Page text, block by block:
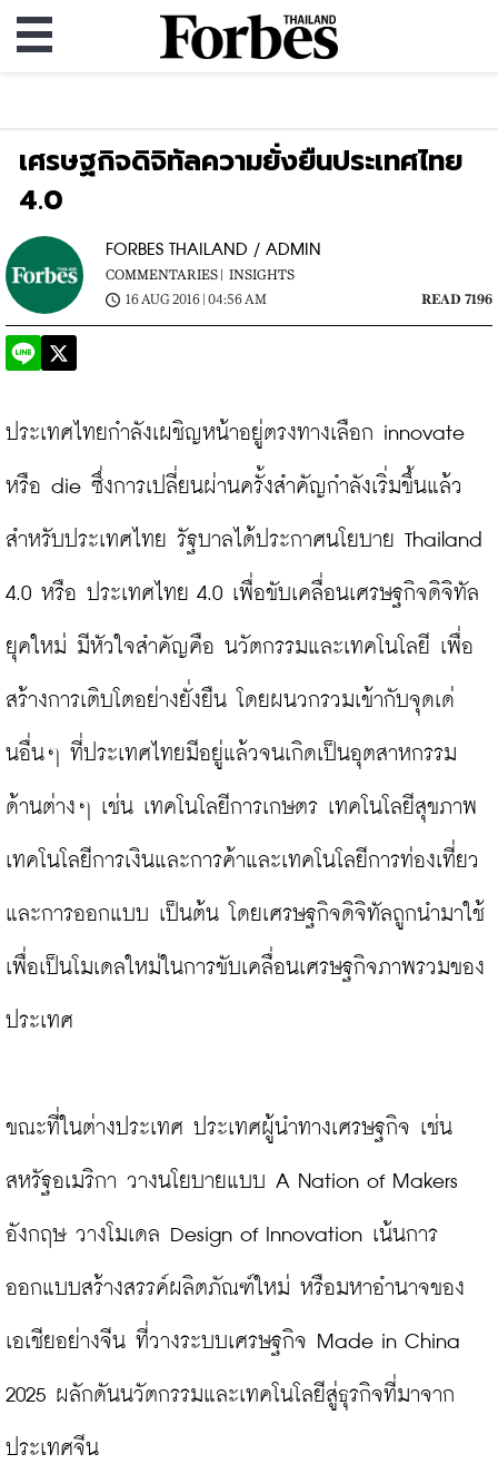
เศรษฐกิจดิจิทัลความยั่งยืนประเทศไทย
4.0
FORBES THAILAND / ADMIN
COMMENTARIES |
INSIGHTS
16 AUG 2016 | 04:56 AM
READ 7196
ประเทศไทยกำลังเผชิญหน้าอยู่ตรงทางเลือก innovate
หรือ die ซึ่งการเปลี่ยนผ่านครั้งสำคัญกำลังเริ่มขึ้นแล้ว
สำหรับประเทศไทย รัฐบาลได้ประกาศนโยบาย Thailand
4.0 หรือ ประเทศไทย 4.0 เพื่อขับเคลื่อนเศรษฐกิจดิจิทัล
ยุคใหม่ มีหัวใจสำคัญคือ นวัตกรรมและเทคโนโลยี เพื่อ
สร้างการเติบโตอย่างยั่งยืน โดยผนวกรวมเข้ากับจุดเด่
นอื่นๆ ที่ประเทศไทยมีอยู่แล้วจนเกิดเป็นอุตสาหกรรม
ด้านต่างๆ เช่น เทคโนโลยีการเกษตร เทคโนโลยีสุขภาพ
เทคโนโลยีการเงินและการค้าและเทคโนโลยีการท่องเที่ยว
และการออกแบบ เป็นต้น โดยเศรษฐกิจดิจิทัลถูกนำมาใช้
เพื่อเป็นโมเดลใหม่ในการขับเคลื่อนเศรษฐกิจภาพรวมของ
ประเทศ
ขณะที่ในต่างประเทศ ประเทศผู้นำทางเศรษฐกิจ เช่น
สหรัฐอเมริกา วางนโยบายแบบ A Nation of Makers
อังกฤษ วางโมเดล Design of Innovation เน้นการ
ออกแบบสร้างสรรค์ผลิตภัณฑ์ใหม่ หรือมหาอำนาจของ
เอเชียอย่างจีน ที่วางระบบเศรษฐกิจ Made in China
2025 ผลักดันนวัตกรรมและเทคโนโลยีสู่ธุรกิจที่มาจาก
ประเทศจีน